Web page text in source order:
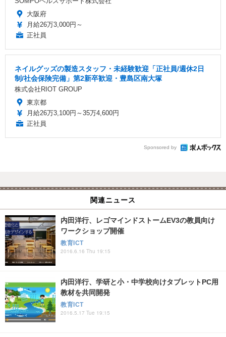
大阪府
月給26万3,000円～
正社員
ネイルグッズの製造スタッフ・未経験歓迎「正社員/週休2日
制/社会保険完備」第2新卒歓迎・豊島区南大塚
株式会社RIOT GROUP
東京都
月給26万3,100円～35万4,600円
正社員
Sponsored by
関連ニュース
内田洋行、レゴマインドストームEV3の教員向け
ワークショップ開催
教育ICT
2016.6.16 Thu 19:15
内田洋行、学研と小・中学校向けタブレットPC用
教材を共同開発
教育ICT
2016.5.17 Tue 19:15